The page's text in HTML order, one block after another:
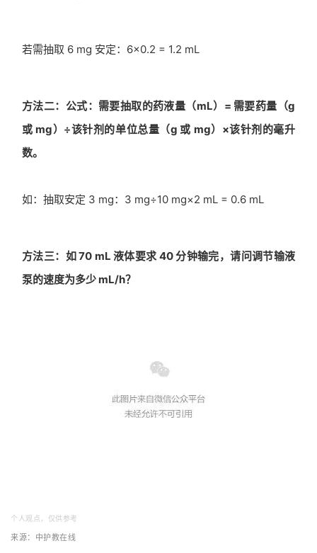
若需抽取 6 mg 安定：6×0.2 = 1.2 mL
方法二：公式：需要抽取的药液量（mL）= 需要药量（g
或 mg）÷该针剂的单位总量（g 或 mg）×该针剂的毫升
数。
如：抽取安定 3 mg：3 mg÷10 mg×2 mL = 0.6 mL
方法三：如 70 mL 液体要求 40 分钟输完，请问调节输液
泵的速度为多少 mL/h？
个人观点，仅供参考
来源：中护教在线